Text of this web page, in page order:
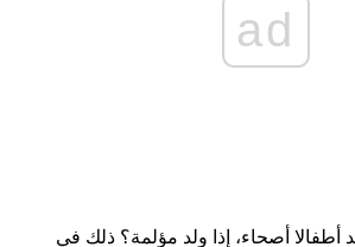
ad
أصحاء، إذا ولد مؤلمة؟ ذلك في